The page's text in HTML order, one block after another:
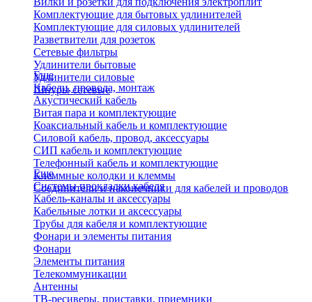
Комплектующие для бытовых удлинителей
Комплектующие для силовых удлинителей
Разветвители для розеток
Сетевые фильтры
Удлинители бытовые
Удлинители силовые
Шнуры сетевые
Еще
Кабели, провода, монтаж
Акустический кабель
Витая пара и комплектующие
Коаксиальный кабель и комплектующие
Силовой кабель, провод, аксессуары
СИП кабель и комплектующие
Телефонный кабель и комплектующие
Клеммные колодки и клеммы
Соединители и наконечники для кабелей и проводов
Еще
Системы прокладки кабеля
Кабель-каналы и аксессуары
Кабельные лотки и аксессуары
Трубы для кабеля и комплектующие
Фонари и элементы питания
Фонари
Элементы питания
Телекоммуникации
Антенны
ТВ-ресиверы, приставки, приемники